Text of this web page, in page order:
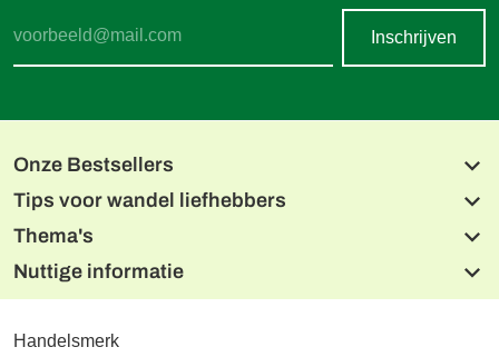
Inschrijven
Onze Bestsellers
Beierse meren en de Isar
Alpe-Adria fietsroute, Salzburg naar Grado
Donau Radweg
Tien Meren Salzkammergut
Tips voor wandel liefhebbers
Lechweg
Noord Albanese Alpen
Alpe-Adriatrail drielandentour
Hoogtepunten van de Mont Blanc
Thema's
Wandelen met de hond
Wandelen met charme
Reizen per trein
Nuttige informatie
Online betalen
Handelsmerk